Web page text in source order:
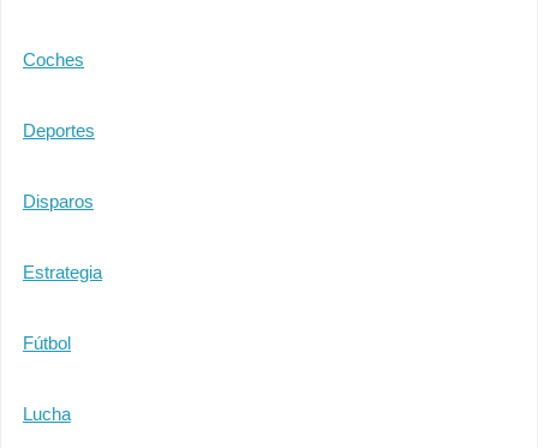
Coches
Deportes
Disparos
Estrategia
Fútbol
Lucha